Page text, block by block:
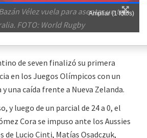
Ampliar (1 fotos)
Vélez vuela para asentar un try
FOTO: World Rugby
de seven finalizó su primera
en los Juegos Olímpicos con un
una caída frente a Nueva Zelanda.
y luego de un parcial de 24 a 0, el
Cora se impuso ante los Aussies
de Lucio Cinti, Matías Osadczuk,